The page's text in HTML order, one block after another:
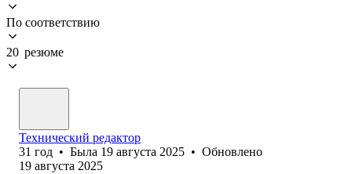
По соответствию
20 резюме
Технический редактор
31 год • Была 19 августа 2025 • Обновлено
19 августа 2025